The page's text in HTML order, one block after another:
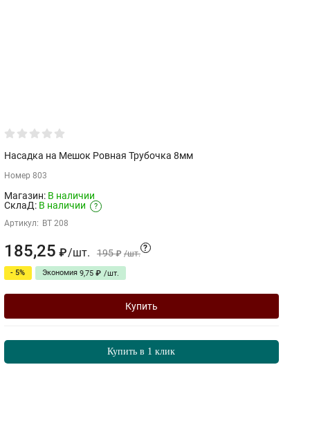
Насадка на Мешок Ровная Трубочка 8мм
Номер 803
Магазин: В наличии
СклаД: В наличии ?
Артикул: BT 208
185,25 ₽/шт. 195 ₽ /шт.
?
- 5% Экономия 9,75 ₽ /шт.
Купить
Купить в 1 клик